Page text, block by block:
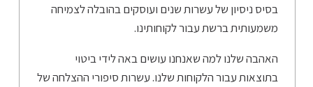
בסיס ניסיון של עשרות שנים ועוסקים בהובלה לצמיחה
משמעותית ברשת עבור לקוחותינו.
האהבה שלנו למה שאנחנו עושים באה לידי ביטוי
בתוצאות עבור הלקוחות שלנו. עשרות סיפורי ההצלחה של